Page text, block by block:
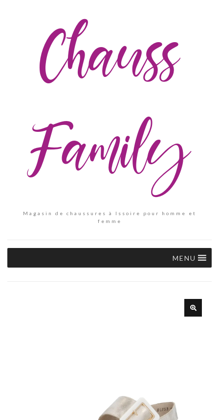
Chauss
Family
Magasin de chaussures à Issoire pour homme et
femme
MENU